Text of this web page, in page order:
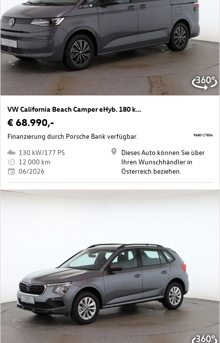
VW California Beach Camper eHyb. 180 kW 4M
€ 68.990,-
Finanzierung durch Porsche Bank verfügbar.
130 kW/177 PS
12.000 km
06/2026
Dieses Auto können Sie über
Ihren Wunschhändler in
Österreich beziehen.
9680/17856